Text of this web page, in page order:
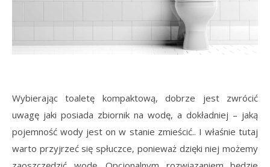
Wybierając toaletę kompaktową, dobrze jest zwrócić
uwagę jaki posiada zbiornik na wodę, a dokładniej – jaką
pojemność wody jest on w stanie zmieścić.. I właśnie tutaj
warto przyjrzeć się spłuczce, ponieważ dzięki niej możemy